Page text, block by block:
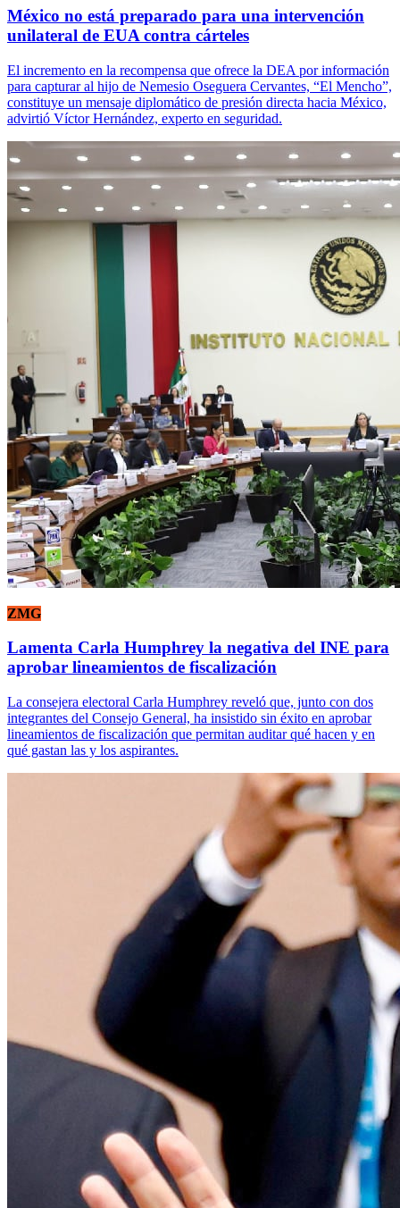
México no está preparado para una intervención
unilateral de EUA contra cárteles
El incremento en la recompensa que ofrece la DEA por información
para capturar al hijo de Nemesio Oseguera Cervantes, “El Mencho”,
constituye un mensaje diplomático de presión directa hacia México,
advirtió Víctor Hernández, experto en seguridad.
ZMG
Lamenta Carla Humphrey la negativa del INE para
aprobar lineamientos de fiscalización
La consejera electoral Carla Humphrey reveló que, junto con dos
integrantes del Consejo General, ha insistido sin éxito en aprobar
lineamientos de fiscalización que permitan auditar qué hacen y en
qué gastan las y los aspirantes.